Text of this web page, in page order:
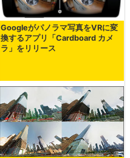
Googleがパノラマ写真をVRに変
換するアプリ「Cardboard カメ
ラ」をリリース